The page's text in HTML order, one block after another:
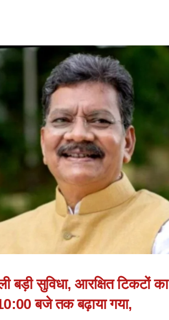
बड़ी सुविधा, आरक्षित टिकटों का
बजे तक बढ़ाया गया,